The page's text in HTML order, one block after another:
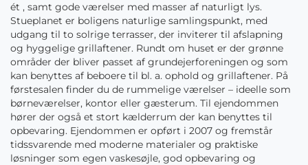
ét , samt gode værelser med masser af naturligt lys.
Stueplanet er boligens naturlige samlingspunkt, med
udgang til to solrige terrasser, der inviterer til afslapning
og hyggelige grillaftener. Rundt om huset er der grønne
områder der bliver passet af grundejerforeningen og som
kan benyttes af beboere til bl. a. ophold og grillaftener. På
førstesalen finder du de rummelige værelser – ideelle som
børneværelser, kontor eller gæsterum. Til ejendommen
hører der også et stort kælderrum der kan benyttes til
opbevaring. Ejendommen er opført i 2007 og fremstår
tidssvarende med moderne materialer og praktiske
løsninger som egen vaskesøjle, god opbevaring og